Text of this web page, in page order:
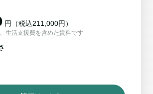
円（税込211,000円）
生活支援費を含めた賃料です